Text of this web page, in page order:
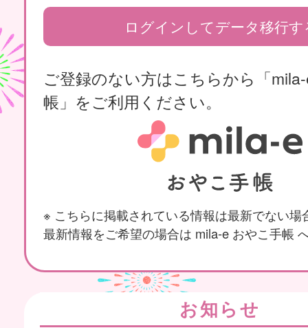
ログインしてデータ移行す
ご登録のない方はこちらから「
帳」をご利用ください。
※ こちらに掲載されている情報は最新でない場
最新情報をご希望の場合は mila-e おやこ手帳
お知らせ